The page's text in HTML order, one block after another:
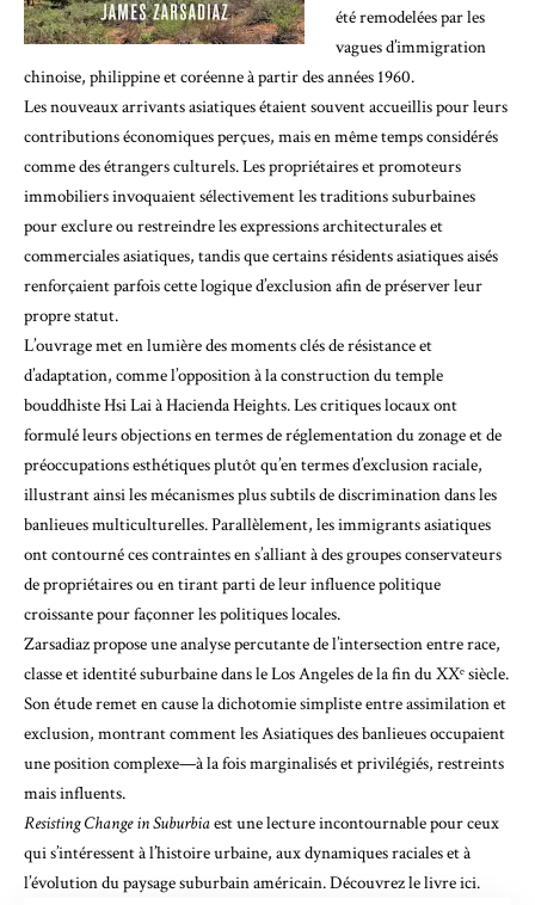
été remodelées par les
vagues d’immigration
chinoise, philippine et coréenne à partir des années 1960.
Les nouveaux arrivants asiatiques étaient souvent accueillis pour leurs
contributions économiques perçues, mais en même temps considérés
comme des étrangers culturels. Les propriétaires et promoteurs
immobiliers invoquaient sélectivement les traditions suburbaines
pour exclure ou restreindre les expressions architecturales et
commerciales asiatiques, tandis que certains résidents asiatiques aisés
renforçaient parfois cette logique d’exclusion afin de préserver leur
propre statut.
L’ouvrage met en lumière des moments clés de résistance et
d’adaptation, comme l’opposition à la construction du temple
bouddhiste Hsi Lai à Hacienda Heights. Les critiques locaux ont
formulé leurs objections en termes de réglementation du zonage et de
préoccupations esthétiques plutôt qu’en termes d’exclusion raciale,
illustrant ainsi les mécanismes plus subtils de discrimination dans les
banlieues multiculturelles. Parallèlement, les immigrants asiatiques
ont contourné ces contraintes en s’alliant à des groupes conservateurs
de propriétaires ou en tirant parti de leur influence politique
croissante pour façonner les politiques locales.
Zarsadiaz propose une analyse percutante de l’intersection entre race,
classe et identité suburbaine dans le Los Angeles de la fin du XXᵉ siècle.
Son étude remet en cause la dichotomie simpliste entre assimilation et
exclusion, montrant comment les Asiatiques des banlieues occupaient
une position complexe—à la fois marginalisés et privilégiés, restreints
mais influents.
Resisting Change in Suburbiaest une lecture incontournable pour ceux
qui s’intéressent à l’histoire urbaine, aux dynamiques raciales et à
l’évolution du paysage suburbain américain.Découvrez le livre ici.